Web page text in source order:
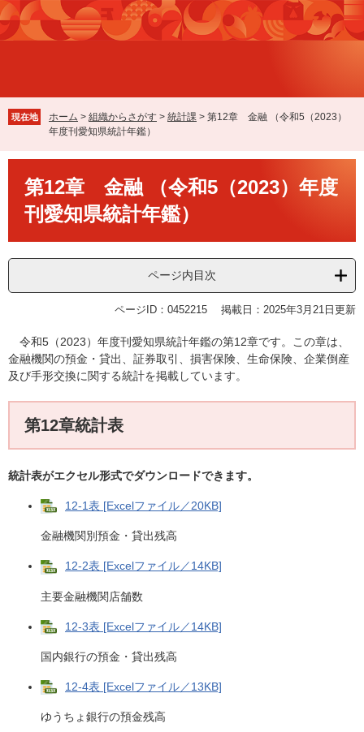
ペ
ー
ジ
で
す
メ
ニ
ュ
ば
し
本
現在地 ホーム > 組織からさがす > 統計課 > 第12章 金融 （令和5（2023）
年度刊愛知県統計年鑑）
第12章 金融 （令和5（2023）年度
刊愛知県統計年鑑）
ページ内目次
ページID：0452215 掲載日：2025年3月21日更新
令和5（2023）年度刊愛知県統計年鑑の第12章です。この章は、
金融機関の預金・貸出、証券取引、損害保険、生命保険、企業倒産
及び手形交換に関する統計を掲載しています。
第12章統計表
統計表がエクセル形式でダウンロードできます。
12-1表 [Excelファイル／20KB]
金融機関別預金・貸出残高
12-2表 [Excelファイル／14KB]
主要金融機関店舗数
12-3表 [Excelファイル／14KB]
国内銀行の預金・貸出残高
12-4表 [Excelファイル／13KB]
ゆうちょ銀行の預金残高